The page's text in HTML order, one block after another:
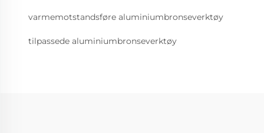
varmemotstandsføre aluminiumbronseverktøy
tilpassede aluminiumbronseverktøy